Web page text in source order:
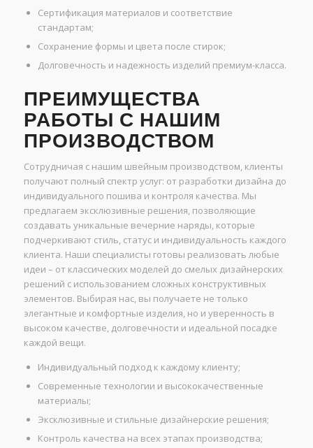
Сертификация материалов и соответствие
стандартам;
Сохранение формы и цвета после стирок;
Долговечность и надежность изделий премиум-класса.
ПРЕИМУЩЕСТВА
РАБОТЫ С НАШИМ
ПРОИЗВОДСТВОМ
Сотрудничая с нашим швейным производством, клиенты
получают полный спектр услуг: от разработки дизайна до
индивидуального пошива и контроля качества. Мы
предлагаем эксклюзивные решения, позволяющие
создавать уникальные вечерние наряды, которые
подчеркивают стиль, статус и индивидуальность каждого
клиента. Наши специалисты готовы реализовать любые
идеи – от классических моделей до смелых дизайнерских
решений с использованием сложных конструктивных
элементов. Выбирая нас, вы получаете не только
элегантные и комфортные изделия, но и уверенность в
высоком качестве, долговечности и идеальной посадке
каждой вещи.
Индивидуальный подход к каждому клиенту;
Современные технологии и высококачественные
материалы;
Эксклюзивные и стильные дизайнерские решения;
Контроль качества на всех этапах производства;